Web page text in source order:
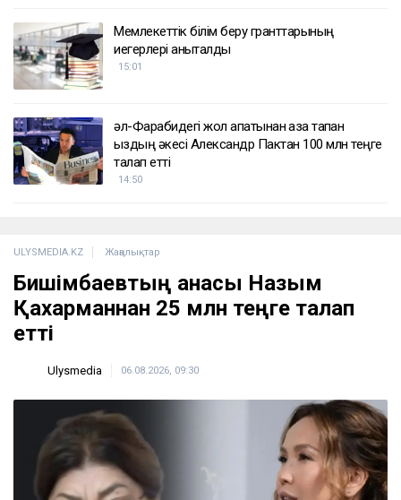
Мемлекеттік білім беру гранттарының
иегерлері анықталды
15:01
әл-Фарабидегі жол апатынан қаза тапқан
қыздың әкесі Александр Пактан 100 млн теңге
талап етті
14:50
ULYSMEDIA.KZ Жаңалықтар
Бишімбаевтың анасы Назым
Қахарманнан 25 млн теңге талап
етті
Ulysmedia 06.08.2026, 09:30